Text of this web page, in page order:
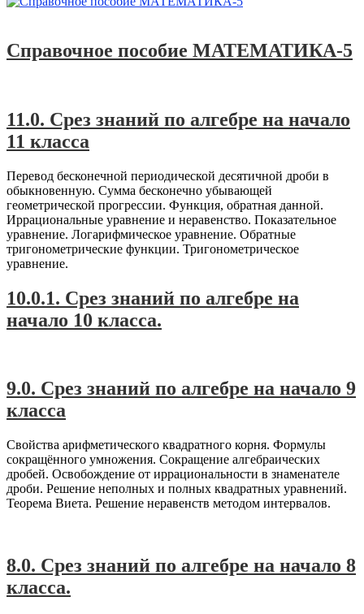
Справочное пособие МАТЕМАТИКА-5
11.0. Срез знаний по алгебре на начало
11 класса
Перевод бесконечной периодической десятичной дроби в
обыкновенную. Сумма бесконечно убывающей
геометрической прогрессии. Функция, обратная данной.
Иррациональные уравнение и неравенство. Показательное
уравнение. Логарифмическое уравнение. Обратные
тригонометрические функции. Тригонометрическое
уравнение.
10.0.1. Срез знаний по алгебре на
начало 10 класса.
9.0. Срез знаний по алгебре на начало 9
класса
Свойства арифметического квадратного корня. Формулы
сокращённого умножения. Сокращение алгебраических
дробей. Освобождение от иррациональности в знаменателе
дроби. Решение неполных и полных квадратных уравнений.
Теорема Виета. Решение неравенств методом интервалов.
8.0. Срез знаний по алгебре на начало 8
класса.